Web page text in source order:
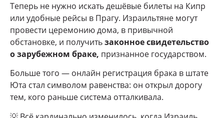
Теперь не нужно искать дешёвые билеты на Кипр
или удобные рейсы в Прагу. Израильтяне могут
провести церемонию дома, в привычной
обстановке, и получитьзаконное свидетельство
о зарубежном браке, признанное государством.
Больше того — онлайн регистрация брака в штате
Юта стал символом равенства: он открыл дорогу
тем, кого раньше система отталкивала.